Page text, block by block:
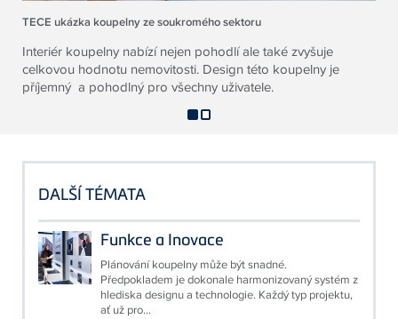
TECE ukázka koupelny ze soukromého sektoru
Interiér koupelny nabízí nejen pohodlí ale také zvyšuje
celkovou hodnotu nemovitosti. Design této koupelny je
příjemný a pohodlný pro všechny uživatele.
DALŠÍ TÉMATA
Funkce a Inovace
Plánování koupelny může být snadné.
Předpokladem je dokonale harmonizovaný systém z
hlediska designu a technologie. Každý typ projektu,
ať už pro...